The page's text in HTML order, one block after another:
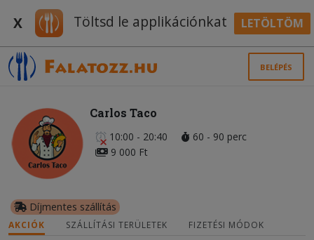
X Töltsd le applikációnkat LETÖLTÖM
BELÉPÉS
Carlos Taco
10:00 - 20:40
60 - 90 perc
9 000 Ft
Díjmentes szállítás
AKCIÓK SZÁLLÍTÁSI TERÜLETEK FIZETÉSI MÓDOK